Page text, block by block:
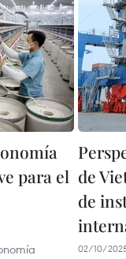
para el de
de
02/10/